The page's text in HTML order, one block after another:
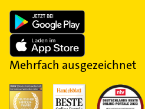
Mehrfach ausgezeichnet